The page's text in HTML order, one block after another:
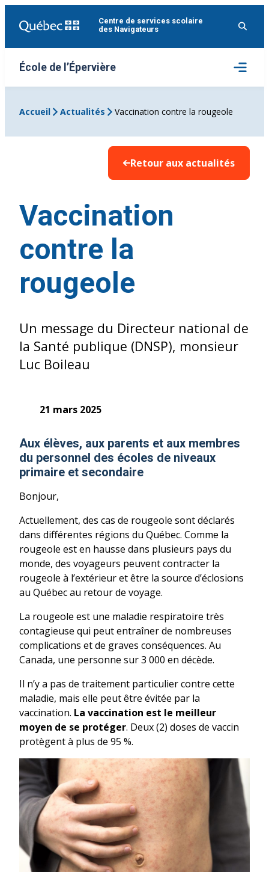
Centre de services scolaire
des Navigateurs
École de l’Épervière
Ouvrir
le
menu
Accueil
Actualités Vaccination contre la rougeole
Retour aux actualités
Vaccination
contre la
rougeole
Un message du Directeur national de
la Santé publique (DNSP), monsieur
Luc Boileau
21 mars 2025
Aux élèves, aux parents et aux membres
du personnel des écoles de niveaux
primaire et secondaire
Bonjour,
Actuellement, des cas de rougeole sont déclarés
dans différentes régions du Québec. Comme la
rougeole est en hausse dans plusieurs pays du
monde, des voyageurs peuvent contracter la
rougeole à l’extérieur et être la source d’éclosions
au Québec au retour de voyage.
La rougeole est une maladie respiratoire très
contagieuse qui peut entraîner de nombreuses
complications et de graves conséquences. Au
Canada, une personne sur 3 000 en décède.
Il n’y a pas de traitement particulier contre cette
maladie, mais elle peut être évitée par la
vaccination. La vaccination est le meilleur
moyen de se protéger. Deux (2) doses de vaccin
protègent à plus de 95 %.